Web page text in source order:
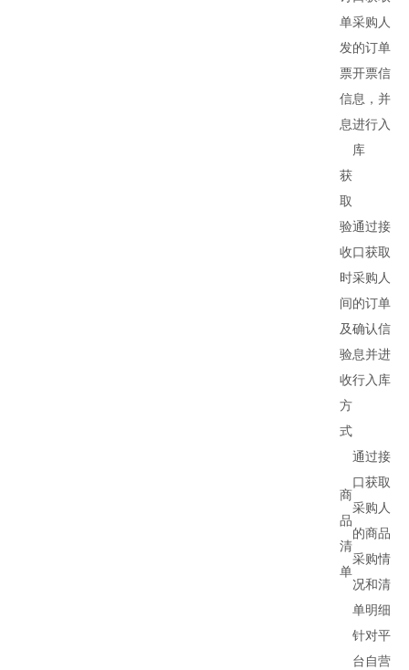
单
发
票
信
息
采购人
的订单
开票信
息，并
进行入
库
获
取
验
收
时
间
及
验
收
方
式
通过接
口获取
采购人
的订单
确认信
息并进
行入库
商
品
清
单
通过接
口获取
采购人
的商品
采购情
况和清
单明细
针对平
台自营